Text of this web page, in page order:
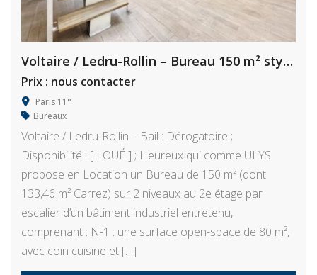
Voltaire / Ledru-Rollin – Bureau 150 m² style Industriel
Prix : nous contacter
Paris 11°
Bureaux
Voltaire / Ledru-Rollin – Bail : Dérogatoire ;
Disponibilité : [ LOUÉ ] ; Heureux qui comme ULYS
propose en Location un Bureau de 150 m² (dont
133,46 m² Carrez) sur 2 niveaux au 2e étage par
escalier d’un bâtiment industriel entretenu,
comprenant : N-1 : une surface open-space de 80 m²,
avec coin cuisine et […]